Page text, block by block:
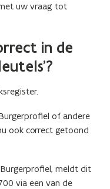
uw vraag tot
in de
of andere
ook correct getoond
meldt dit
via een van de